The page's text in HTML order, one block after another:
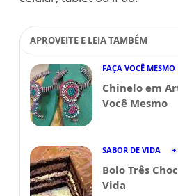
APROVEITE E LEIA TAMBÉM
FAÇA VOCÊ MESMO
Chinelo em
Você Mesmo
SABOR DE VIDA
Bolo Três
Vida